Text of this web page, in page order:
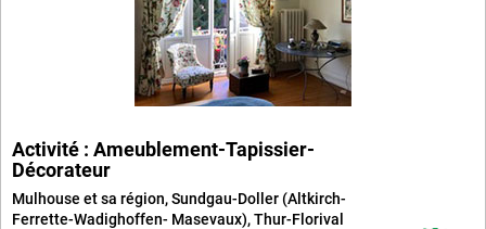
Activité : Ameublement-Tapissier-
Décorateur
Mulhouse et sa région,Sundgau-Doller (Altkirch-
Ferrette-Wadighoffen- Masevaux),Thur-Florival